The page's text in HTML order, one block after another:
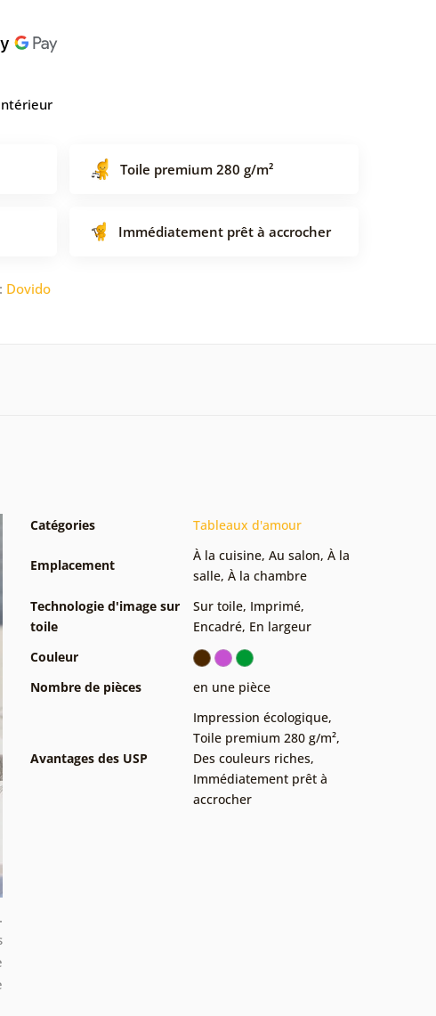
Toile premium 280 g/m²
Immédiatement prêt à accrocher
Dovido
Catégories Tableaux d'amour
Emplacement
À la cuisine, Au salon, À la
salle, À la chambre
Technologie d'image sur
toile
Sur toile, Imprimé,
Encadré, En largeur
Couleur
Nombre de pièces
en une pièce
Avantages des USP
Impression écologique,
Toile premium 280 g/m²,
Des couleurs riches,
Immédiatement prêt à
accrocher